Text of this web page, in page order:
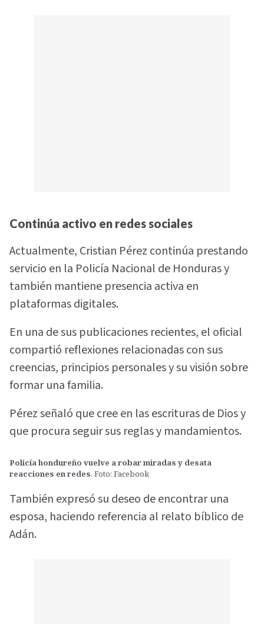
Continúa activo en redes sociales
Actualmente, Cristian Pérez continúa prestando
servicio en la Policía Nacional de Honduras y
también mantiene presencia activa en
plataformas digitales.
En una de sus publicaciones recientes, el oficial
compartió reflexiones relacionadas con sus
creencias, principios personales y su visión sobre
formar una familia.
Pérez señaló que cree en las escrituras de Dios y
que procura seguir sus reglas y mandamientos.
Policía hondureño vuelve a robar miradas y desata
reacciones en redes. Foto: Facebook
También expresó su deseo de encontrar una
esposa, haciendo referencia al relato bíblico de
Adán.